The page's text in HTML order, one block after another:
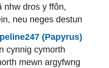
nhw dros y ffôn,
neu neges destun
websiteCY)
(Papyrus)
websiteCY)
cynnig cymorth
mewn argyfwng